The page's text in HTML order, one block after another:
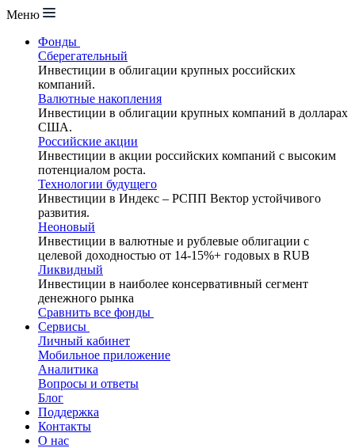
Меню
Фонды
Сберегательный
Инвестиции в облигации крупных российских
компаний.
Валютные накопления
Инвестиции в облигации крупных компаний в долларах
США.
Российские акции
Инвестиции в акции российских компаний с высоким
потенциалом роста.
Технологии будущего
Инвестиции в Индекс – РСПП Вектор устойчивого
развития.
Неоновый
Инвестиции в валютные и рублевые облигации с
целевой доходностью от 14-15%+ годовых в RUB
Ликвидный
Инвестиции в наиболее консервативный сегмент
денежного рынка
Сравнить все фонды
Сервисы
Личный кабинет
Мобильное приложение
Аналитика
Вопросы и ответы
Блог
Поддержка
Контакты
О нас